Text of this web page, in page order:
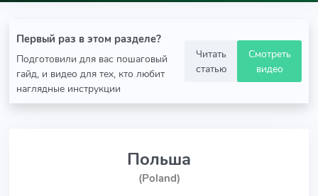
Первый раз в этом разделе?
Подготовили для вас пошаговый
гайд, и видео для тех, кто любит
наглядные инструкции
Читать
статью
Смотреть
видео
Польша
(Poland)